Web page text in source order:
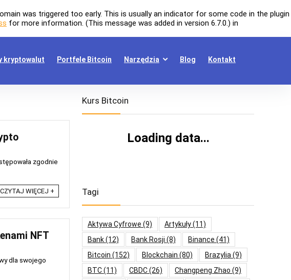
was triggered too early. This is usually an indicator for some code in the plugin
for more information. (This message was added in version 6.7.0.) in
kryptowalut Portfele Bitcoin Narzędzia Blog Kontakt
zgodnie
CZYTAJ WIĘCEJ +
NFT
dla swojego
Kurs Bitcoin
Loading data...
Tagi
Aktywa Cyfrowe (9) Artykuły(11)
Bank(12) Bank Rosji (8) Binance (41)
Bitcoin (152) Blockchain (80) Brazylia (9)
BTC(11) CBDC(26) Changpeng Zhao (9)